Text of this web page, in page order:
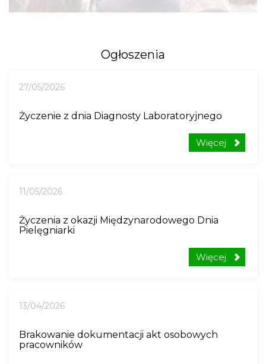
Ogłoszenia
27/05/2026
Życzenie z dnia Diagnosty Laboratoryjnego
Więcej
11/05/2026
Życzenia z okazji Międzynarodowego Dnia
Pielęgniarki
Więcej
13/04/2026
Brakowanie dokumentacji akt osobowych
pracowników